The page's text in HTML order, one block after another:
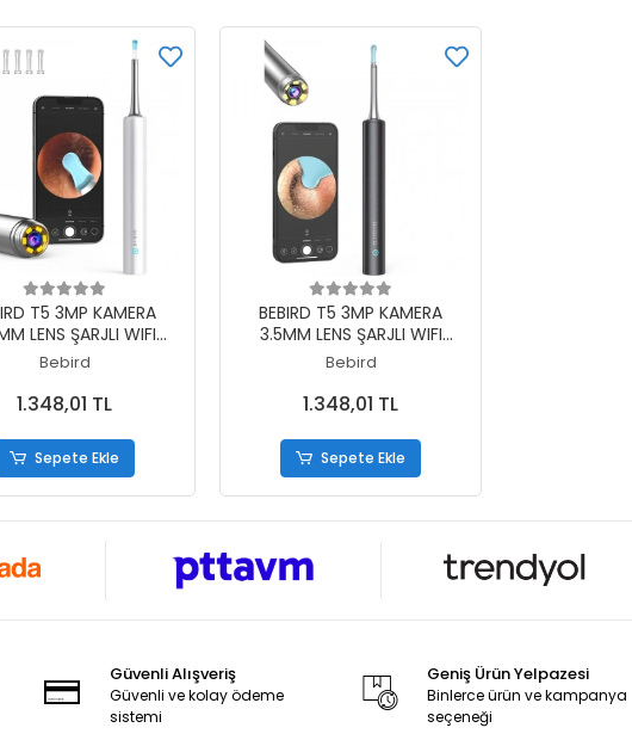
Sepete Ekle
T5 3MP KAMERA
LENS ŞARJLI WIFI
GÖRÜNTÜLÜ KULAK
Bebird
1.348,01 TL
Sepete Ekle
Sepete Ekle
BEBIRD T5 3MP KAMERA
3.5MM LENS ŞARJLI WIFI
GÖRÜNTÜLÜ KULAK
Bebird
1.348,01 TL
Sepete Ekle
Güvenli Alışveriş
Güvenli ve kolay ödeme
sistemi
Geniş Ürün Yelpazesi
Binlerce ürün ve kampanya
seçeneği